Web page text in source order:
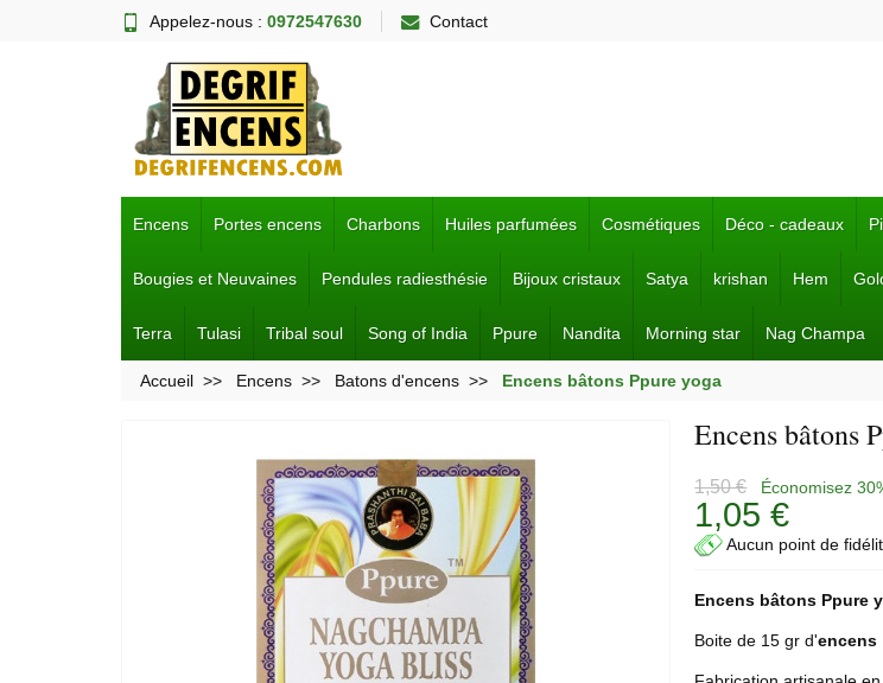
Appelez-nous : 0972547630 Contact
Encens Portes encens Charbons Huiles parfumées Cosmétiques Déco - cadeaux
Bougies et Neuvaines Pendules radiesthésie Bijoux cristaux Satya krishan Hem
Terra Tulasi Tribal soul Song of India Ppure Nandita Morning star Nag Champa
Accueil Encens Batons d'encens Encens bâtons Ppure yoga
Encens bâtons
1,50 € Économisez
1,05 €
Aucun point de
Encens bâtons Ppure
Boite de 15 gr d'encens